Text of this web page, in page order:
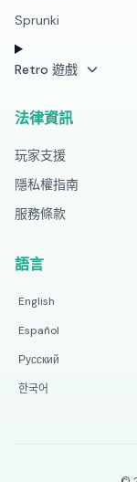
Sprunki
Retro 遊戲
法律資訊
玩家支援
隱私權指南
服務條款
語言
English
Español
Русский
한국어